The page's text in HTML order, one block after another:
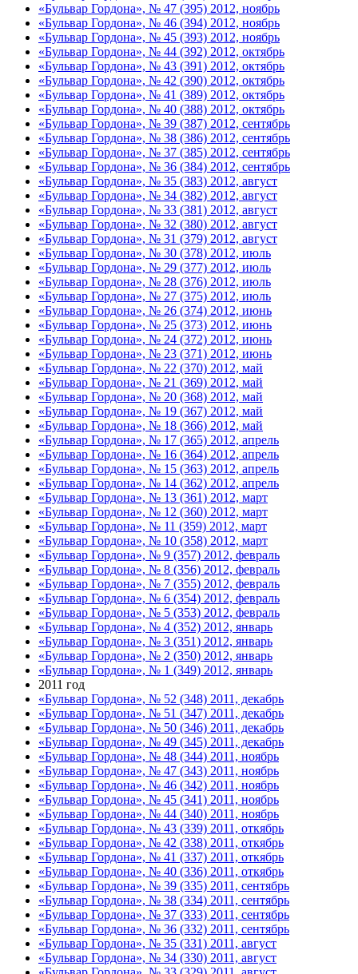
«Бульвар Гордона», № 47 (395) 2012, ноябрь
«Бульвар Гордона», № 46 (394) 2012, ноябрь
«Бульвар Гордона», № 45 (393) 2012, ноябрь
«Бульвар Гордона», № 44 (392) 2012, октябрь
«Бульвар Гордона», № 43 (391) 2012, октябрь
«Бульвар Гордона», № 42 (390) 2012, октябрь
«Бульвар Гордона», № 41 (389) 2012, октябрь
«Бульвар Гордона», № 40 (388) 2012, октябрь
«Бульвар Гордона», № 39 (387) 2012, сентябрь
«Бульвар Гордона», № 38 (386) 2012, сентябрь
«Бульвар Гордона», № 37 (385) 2012, сентябрь
«Бульвар Гордона», № 36 (384) 2012, сентябрь
«Бульвар Гордона», № 35 (383) 2012, август
«Бульвар Гордона», № 34 (382) 2012, август
«Бульвар Гордона», № 33 (381) 2012, август
«Бульвар Гордона», № 32 (380) 2012, август
«Бульвар Гордона», № 31 (379) 2012, август
«Бульвар Гордона», № 30 (378) 2012, июль
«Бульвар Гордона», № 29 (377) 2012, июль
«Бульвар Гордона», № 28 (376) 2012, июль
«Бульвар Гордона», № 27 (375) 2012, июль
«Бульвар Гордона», № 26 (374) 2012, июнь
«Бульвар Гордона», № 25 (373) 2012, июнь
«Бульвар Гордона», № 24 (372) 2012, июнь
«Бульвар Гордона», № 23 (371) 2012, июнь
«Бульвар Гордона», № 22 (370) 2012, май
«Бульвар Гордона», № 21 (369) 2012, май
«Бульвар Гордона», № 20 (368) 2012, май
«Бульвар Гордона», № 19 (367) 2012, май
«Бульвар Гордона», № 18 (366) 2012, май
«Бульвар Гордона», № 17 (365) 2012, апрель
«Бульвар Гордона», № 16 (364) 2012, апрель
«Бульвар Гордона», № 15 (363) 2012, апрель
«Бульвар Гордона», № 14 (362) 2012, апрель
«Бульвар Гордона», № 13 (361) 2012, март
«Бульвар Гордона», № 12 (360) 2012, март
«Бульвар Гордона», № 11 (359) 2012, март
«Бульвар Гордона», № 10 (358) 2012, март
«Бульвар Гордона», № 9 (357) 2012, февраль
«Бульвар Гордона», № 8 (356) 2012, февраль
«Бульвар Гордона», № 7 (355) 2012, февраль
«Бульвар Гордона», № 6 (354) 2012, февраль
«Бульвар Гордона», № 5 (353) 2012, февраль
«Бульвар Гордона», № 4 (352) 2012, январь
«Бульвар Гордона», № 3 (351) 2012, январь
«Бульвар Гордона», № 2 (350) 2012, январь
«Бульвар Гордона», № 1 (349) 2012, январь
2011 год
«Бульвар Гордона», № 52 (348) 2011, декабрь
«Бульвар Гордона», № 51 (347) 2011, декабрь
«Бульвар Гордона», № 50 (346) 2011, декабрь
«Бульвар Гордона», № 49 (345) 2011, декабрь
«Бульвар Гордона», № 48 (344) 2011, ноябрь
«Бульвар Гордона», № 47 (343) 2011, ноябрь
«Бульвар Гордона», № 46 (342) 2011, ноябрь
«Бульвар Гордона», № 45 (341) 2011, ноябрь
«Бульвар Гордона», № 44 (340) 2011, ноябрь
«Бульвар Гордона», № 43 (339) 2011, откябрь
«Бульвар Гордона», № 42 (338) 2011, откябрь
«Бульвар Гордона», № 41 (337) 2011, откябрь
«Бульвар Гордона», № 40 (336) 2011, откябрь
«Бульвар Гордона», № 39 (335) 2011, сентябрь
«Бульвар Гордона», № 38 (334) 2011, сентябрь
«Бульвар Гордона», № 37 (333) 2011, сентябрь
«Бульвар Гордона», № 36 (332) 2011, сентябрь
«Бульвар Гордона», № 35 (331) 2011, август
«Бульвар Гордона», № 34 (330) 2011, август